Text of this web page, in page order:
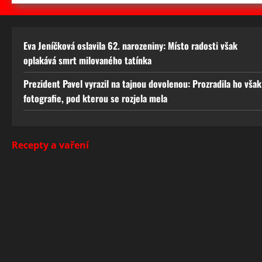
Eva Jeníčková oslavila 62. narozeniny: Místo radosti však
oplakává smrt milovaného tatínka
Prezident Pavel vyrazil na tajnou dovolenou: Prozradila ho však
fotografie, pod kterou se rozjela mela
Recepty a vaření